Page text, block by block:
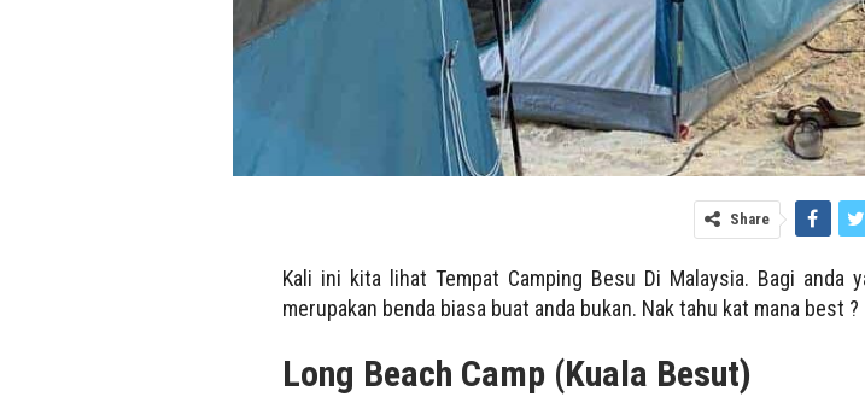
Share
Kali ini kita lihat Tempat Camping Besu Di Malaysia. Bagi anda
merupakan benda biasa buat anda bukan. Nak tahu kat mana best
Long Beach Camp (Kuala Besut)